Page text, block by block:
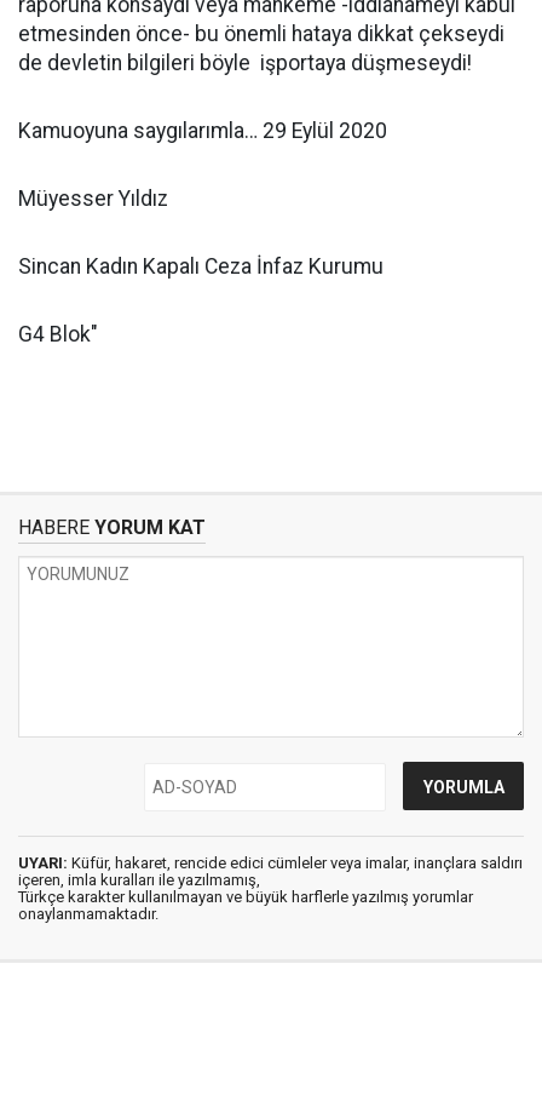
raporuna konsaydı veya mahkeme -iddianameyi kabul
etmesinden önce- bu önemli hataya dikkat çekseydi
de devletin bilgileri böyle işportaya düşmeseydi!
Kamuoyuna saygılarımla… 29 Eylül 2020
Müyesser Yıldız
Sincan Kadın Kapalı Ceza İnfaz Kurumu
G4 Blok"
HABERE YORUM KAT
UYARI: Küfür, hakaret, rencide edici cümleler veya imalar, inançlara saldırı
içeren, imla kuralları ile yazılmamış,
Türkçe karakter kullanılmayan ve büyük harflerle yazılmış yorumlar
onaylanmamaktadır.